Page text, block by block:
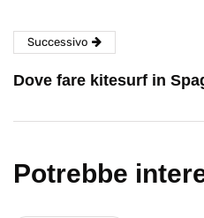
Successivo
Dove fare kitesurf in
Potrebbe